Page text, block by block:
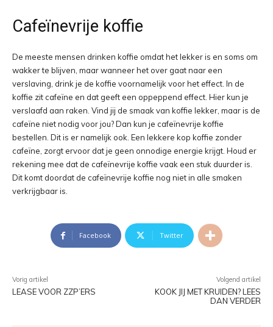
Cafeïnevrije koffie
De meeste mensen drinken koffie omdat het lekker is en soms om
wakker te blijven, maar wanneer het over gaat naar een
verslaving, drink je de koffie voornamelijk voor het effect. In de
koffie zit cafeïne en dat geeft een oppeppend effect. Hier kun je
verslaafd aan raken. Vind jij de smaak van koffie lekker, maar is de
cafeïne niet nodig voor jou? Dan kun je cafeïnevrije koffie
bestellen. Dit is er namelijk ook. Een lekkere kop koffie zonder
cafeïne, zorgt ervoor dat je geen onnodige energie krijgt. Houd er
rekening mee dat de cafeïnevrije koffie vaak een stuk duurder is.
Dit komt doordat de cafeïnevrije koffie nog niet in alle smaken
verkrijgbaar is.
Facebook Twitter
Vorig artikel
LEASE VOOR ZZP’ERS
Volgend artikel
KOOK JIJ MET KRUIDEN? LEES
DAN VERDER